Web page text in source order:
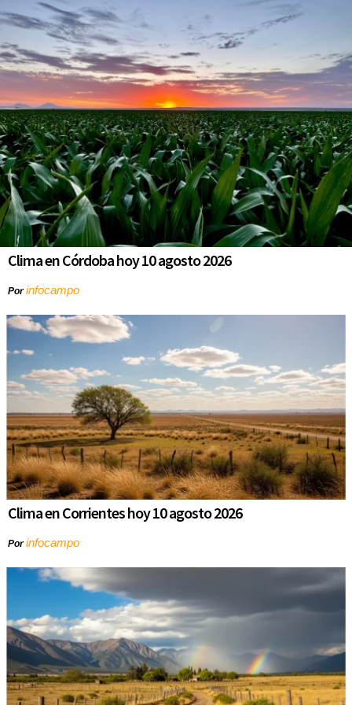
Clima en Córdoba hoy 10 agosto 2026
Porinfocampo
Clima en Corrientes hoy 10 agosto 2026
Porinfocampo